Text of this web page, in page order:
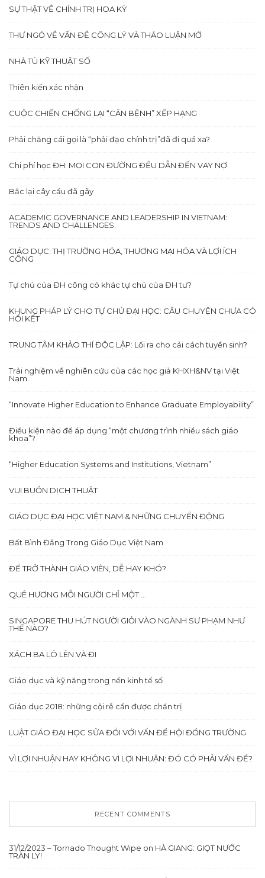
SỰ THẬT VỀ CHÍNH TRỊ HOA KỲ
THƯ NGỎ VỀ VẤN ĐỀ CÔNG LÝ VÀ THẢO LUẬN MỞ
NHÀ TÙ KỸ THUẬT SỐ
Thiên kiến xác nhận
CUỘC CHIẾN CHỐNG LẠI “CĂN BỆNH” XẾP HẠNG
Phải chăng cái gọi là “phải đạo chính trị”đã đi quá xa?
Chi phí học ĐH: MỌI CON ĐƯỜNG ĐỀU DẪN ĐẾN VAY NỢ
Bắc lại cây cầu đã gãy
ACADEMIC GOVERNANCE AND LEADERSHIP IN VIETNAM:
TRENDS AND CHALLENGES.
GIÁO DỤC: THỊ TRƯỜNG HÓA, THƯƠNG MẠI HÓA VÀ LỢI ÍCH
CÔNG
Tự chủ của ĐH công có khác tự chủ của ĐH tư?
KHUNG PHÁP LÝ CHO TỰ CHỦ ĐẠI HỌC: CÂU CHUYỆN CHƯA CÓ
HỒI KẾT
TRUNG TÂM KHẢO THÍ ĐỘC LẬP: Lối ra cho cải cách tuyển sinh?
Trải nghiệm về nghiên cứu của các học giả KHXH&NV tại Việt
Nam
“Innovate Higher Education to Enhance Graduate Employability”
Điều kiện nào để áp dụng “một chương trình nhiều sách giáo
khoa”?
“Higher Education Systems and Institutions, Vietnam”
VUI BUỒN DỊCH THUẬT
GIÁO DỤC ĐẠI HỌC VIỆT NAM & NHỮNG CHUYỂN ĐỘNG
Bất Bình Đẳng Trong Giáo Dục Việt Nam
ĐỂ TRỞ THÀNH GIÁO VIÊN, DỄ HAY KHÓ?
QUÊ HƯƠNG MỖI NGƯỜI CHỈ MỘT….
SINGAPORE THU HÚT NGƯỜI GIỎI VÀO NGÀNH SƯ PHẠM NHƯ
THẾ NÀO?
XÁCH BA LÔ LÊN VÀ ĐI
Giáo dục và kỹ năng trong nền kinh tế số
Giáo dục 2018: những cội rễ cần được chẩn trị
LUẬT GIÁO ĐẠI HỌC SỬA ĐỔI VỚI VẤN ĐỀ HỘI ĐỒNG TRƯỜNG
VÌ LỢI NHUẬN HAY KHÔNG VÌ LỢI NHUẬN: ĐÓ CÓ PHẢI VẤN ĐỀ?
RECENT COMMENTS
31/12/2023 – Tornado Thought Wipe on HÀ GIANG: GIỌT NƯỚC
TRÀN LY!